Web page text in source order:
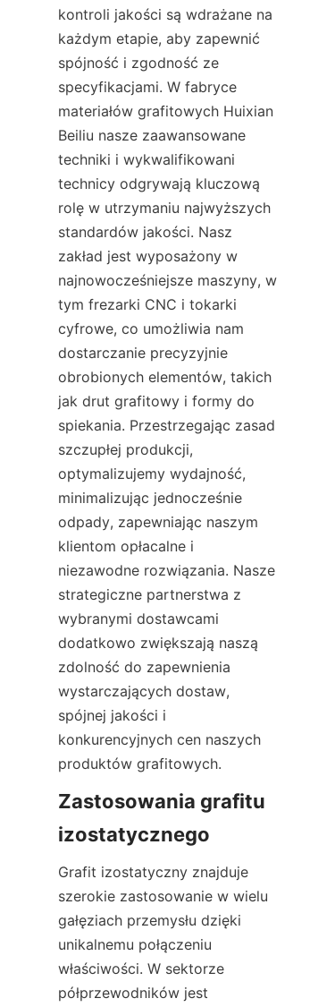
kontroli jakości są wdrażane na
każdym etapie, aby zapewnić
spójność i zgodność ze
specyfikacjami. W fabryce
materiałów grafitowych Huixian
Beiliu nasze zaawansowane
techniki i wykwalifikowani
technicy odgrywają kluczową
rolę w utrzymaniu najwyższych
standardów jakości. Nasz
zakład jest wyposażony w
najnowocześniejsze maszyny, w
tym frezarki CNC i tokarki
cyfrowe, co umożliwia nam
dostarczanie precyzyjnie
obrobionych elementów, takich
jak drut grafitowy i formy do
spiekania. Przestrzegając zasad
szczupłej produkcji,
optymalizujemy wydajność,
minimalizując jednocześnie
odpady, zapewniając naszym
klientom opłacalne i
niezawodne rozwiązania. Nasze
strategiczne partnerstwa z
wybranymi dostawcami
dodatkowo zwiększają naszą
zdolność do zapewnienia
wystarczających dostaw,
spójnej jakości i
konkurencyjnych cen naszych
produktów grafitowych.
Zastosowania grafitu
izostatycznego
Grafit izostatyczny znajduje
szerokie zastosowanie w wielu
gałęziach przemysłu dzięki
unikalnemu połączeniu
właściwości. W sektorze
półprzewodników jest